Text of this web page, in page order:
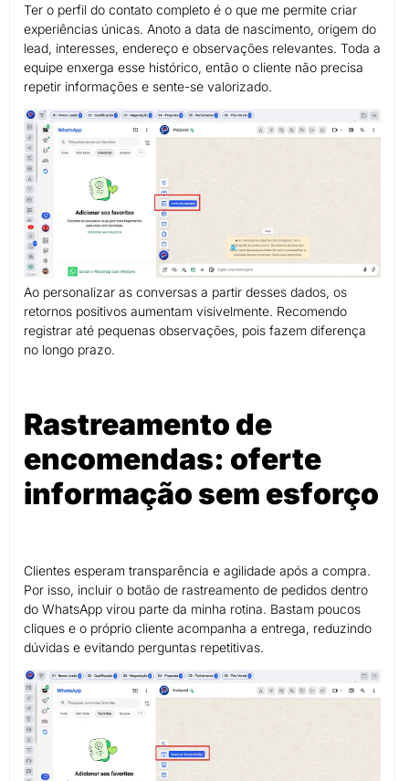
Ter o perfil do contato completo é o que me permite criar
experiências únicas. Anoto a data de nascimento, origem do
lead, interesses, endereço e observações relevantes. Toda a
equipe enxerga esse histórico, então o cliente não precisa
repetir informações e sente-se valorizado.
Ao personalizar as conversas a partir desses dados, os
retornos positivos aumentam visivelmente. Recomendo
registrar até pequenas observações, pois fazem diferença
no longo prazo.
Rastreamento de
encomendas: oferte
informação sem esforço
Clientes esperam transparência e agilidade após a compra.
Por isso, incluir o botão de rastreamento de pedidos dentro
do WhatsApp virou parte da minha rotina. Bastam poucos
cliques e o próprio cliente acompanha a entrega, reduzindo
dúvidas e evitando perguntas repetitivas.